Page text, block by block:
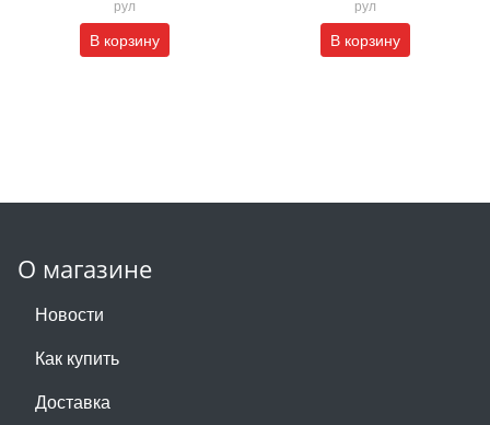
рул
В корзину
рул
В корзину
О магазине
Новости
Как купить
Доставка